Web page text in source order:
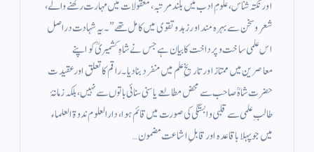
اور نکتہ شناس، علومِ ادب میں بلند مرتبہ، معقولات میں مہارت رکھنے والے،
شعر و سخن سے بہرہ مند اور زہد و تقوى میں کامل تھے” ۔ یہ شہادت دراصل
اس علمی ساخت و پرداخت کا بیان ہے جس نے شاہِ کشمیریؒ کو اپنے
معاصرین میں ممتاز اور تاریخِ علم میں منفرد بنا دیا۔راقم کا تعلق اور عقیدت
حضرت شاہؒ صاحب سے محض مطالعے یا سنی سنائی باتوں سے نہیں، بلکہ زمانۂ
طالبِ علمی سے قلبی وابستگی کی صورت میں قائم ہوا، دارالعلوم ندوۃ العلماء
میں جو پہلا باقاعدہ اور قابلِ اشاعت مضمون…